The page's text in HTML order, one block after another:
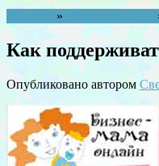
»
Как
Опубликовано автором